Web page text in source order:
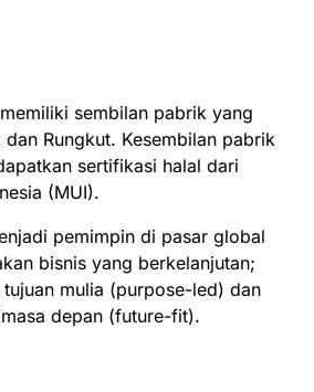
sembilan pabrik yang
Rungkut. Kesembilan pabrik
sertifikasi halal dari
(MUI).
pemimpin di pasar global
bisnis yang berkelanjutan;
mulia (purpose-led) dan
depan (future-fit).